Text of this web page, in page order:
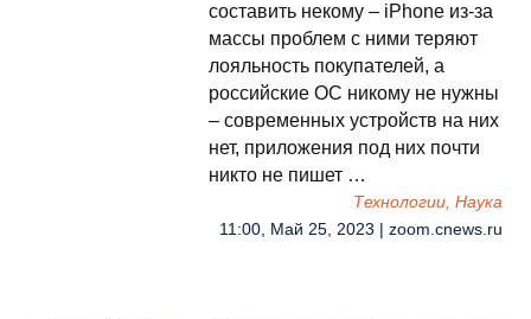
составить некому – iPhone из-за
массы проблем с ними теряют
лояльность покупателей, а
российские ОС никому не нужны
– современных устройств на них
нет, приложения под них почти
никто не пишет …
Технологии, Наука
11:00, Май 25, 2023 | zoom.cnews.ru